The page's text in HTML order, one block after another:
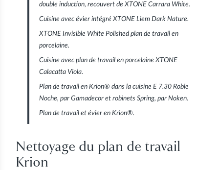
double induction, recouvert de XTONE Carrara White.
Cuisine avec évier intégré XTONE Liem Dark Nature.
XTONE Invisible White Polishedplan de travail en
porcelaine.
Cuisine avec plan de travail en porcelaine XTONE
Calacatta Viola.
Plan de travail en Krion® dans la cuisine E 7.30 Roble
Noche, par Gamadecor et robinets Spring, par Noken.
Plan de travail et évier en Krion®.
Nettoyage du plan de travail
Krion